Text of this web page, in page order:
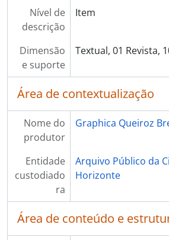
Nível de
descrição
Item
Dimensão
e suporte
Textual, 01 Revista,
Área de contextualização
Nome do
produtor
Graphica Queiroz
Entidade
custodiado
ra
Arquivo Público da
Horizonte
Área de conteúdo e